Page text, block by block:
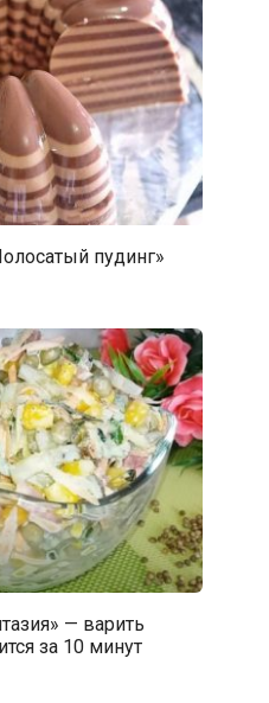
пудинг»
— варить
за 10 минут